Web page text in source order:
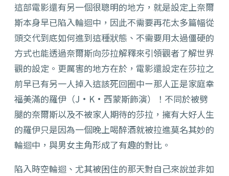
這部電影還有另一個很聰明的地方，就是設定上奈爾
斯本身早已陷入輪迴中，因此不需要再花太多篇幅從
頭交代到底如何進到這種狀態、不需要用太過僵硬的
方式也能透過奈爾斯向莎拉解釋來引領觀者了解世界
觀的設定。更厲害的地方在於，電影還設定在莎拉之
前早已有另一人掉入這該死回圈中ー那人正是家庭幸
福美滿的羅伊（J·K·西蒙斯飾演）！不同於被劈
腿的奈爾斯以及不被家人期待的莎拉，擁有大好人生
的羅伊只是因為一個晚上喝醉酒就被拉進莫名其妙的
輪迴中，與男女主角形成了有趣的對比。
陷入時空輪迴、尤其被困住的那天對自己來說並非如